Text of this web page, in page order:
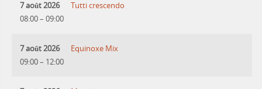
7 août 2026
08:00– 09:00
Tutti crescendo
7 août 2026
09:00– 12:00
Equinoxe Mix